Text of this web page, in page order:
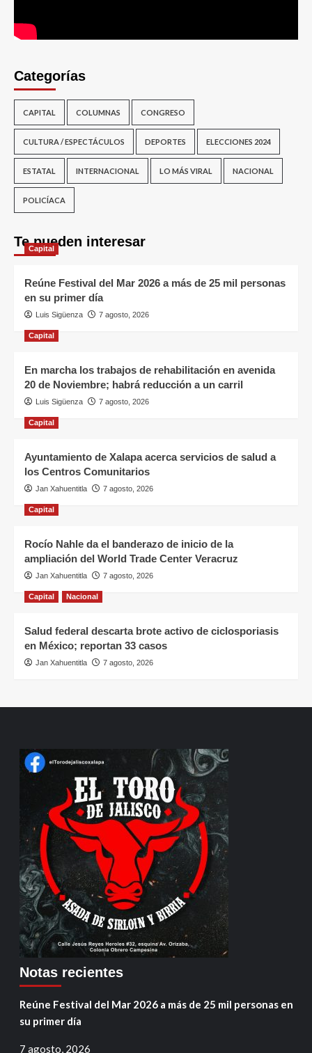
Categorías
CAPITAL COLUMNAS CONGRESO
CULTURA / ESPECTÁCULOS DEPORTES ELECCIONES 2024
ESTATAL INTERNACIONAL LO MÁS VIRAL NACIONAL
POLICÍACA
Te pueden interesar
Capital
Reúne Festival del Mar 2026 a más de 25 mil personas
en su primer día
Luis Sigüenza 7 agosto, 2026
Capital
En marcha los trabajos de rehabilitación en avenida
20 de Noviembre; habrá reducción a un carril
Luis Sigüenza 7 agosto, 2026
Capital
Ayuntamiento de Xalapa acerca servicios de salud a
los Centros Comunitarios
Jan Xahuentitla 7 agosto, 2026
Capital
Rocío Nahle da el banderazo de inicio de la
ampliación del World Trade Center Veracruz
Jan Xahuentitla 7 agosto, 2026
Capital Nacional
Salud federal descarta brote activo de ciclosporiasis
en México; reportan 33 casos
Jan Xahuentitla 7 agosto, 2026
Notas recientes
Reúne Festival del Mar 2026 a más de 25 mil personas en
su primer día
7 agosto, 2026